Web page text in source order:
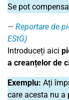
Se pot
Reportare de
EStG)
Introduceți aici
a creanțelor de
Exemplu: Ați
care acesta nu a